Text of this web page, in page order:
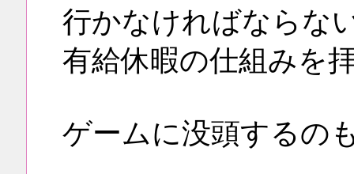
行かなければならな
有給休暇の仕組みを
ゲームに没頭するの